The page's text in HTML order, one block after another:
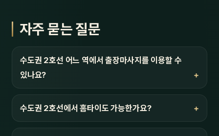
자주 묻는 질문
수도권 2호선 어느 역에서 출장마사지를 이용할 수
있나요?
수도권 2호선에서 홈타이도 가능한가요?